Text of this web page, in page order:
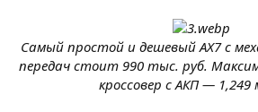
Самый простой и дешевый AX7 с
передач стоит 990 тыс. руб.
кроссовер с АКП — 1,249